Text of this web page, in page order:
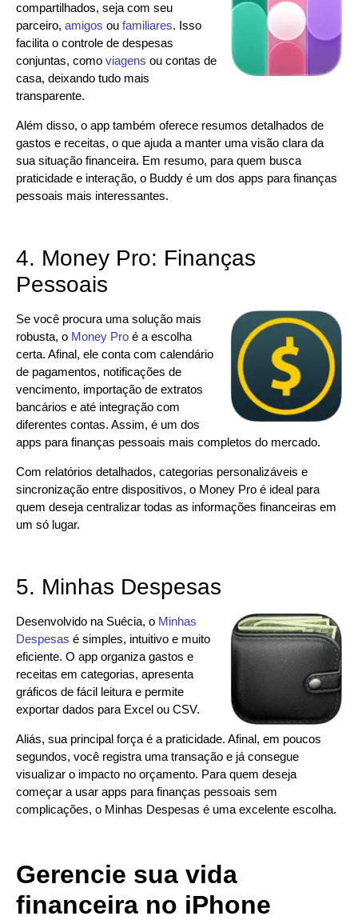
compartilhados, seja com seu
parceiro, amigos ou familiares. Isso
facilita o controle de despesas
conjuntas, como viagens ou contas de
casa, deixando tudo mais
transparente.
Além disso, o app também oferece resumos detalhados de
gastos e receitas, o que ajuda a manter uma visão clara da
sua situação financeira. Em resumo, para quem busca
praticidade e interação, o Buddy é um dos apps para finanças
pessoais mais interessantes.
4. Money Pro: Finanças
Pessoais
Se você procura uma solução mais
robusta, o Money Pro é a escolha
certa. Afinal, ele conta com calendário
de pagamentos, notificações de
vencimento, importação de extratos
bancários e até integração com
diferentes contas. Assim, é um dos
apps para finanças pessoais mais completos do mercado.
Com relatórios detalhados, categorias personalizáveis e
sincronização entre dispositivos, o Money Pro é ideal para
quem deseja centralizar todas as informações financeiras em
um só lugar.
5. Minhas Despesas
Desenvolvido na Suécia, o Minhas
Despesas é simples, intuitivo e muito
eficiente. O app organiza gastos e
receitas em categorias, apresenta
gráficos de fácil leitura e permite
exportar dados para Excel ou CSV.
Aliás, sua principal força é a praticidade. Afinal, em poucos
segundos, você registra uma transação e já consegue
visualizar o impacto no orçamento. Para quem deseja
começar a usar apps para finanças pessoais sem
complicações, o Minhas Despesas é uma excelente escolha.
Gerencie sua vida
financeira no iPhone